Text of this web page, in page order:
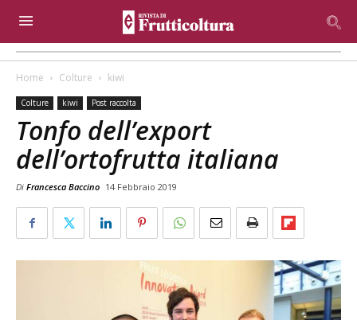
Home Colture kiwi
Colture kiwi Post raccolta
Tonfo dell’export
dell’ortofrutta italiana
Di Francesca Baccino 14 Febbraio 2019